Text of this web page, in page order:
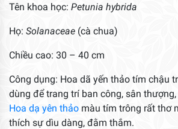
Tên khoa học: Petunia hybrida
Họ: Solanaceae (cà chua)
Chiều cao: 30 – 40 cm
Công dụng: Hoa dã yến thảo tím chậu
dùng để trang trí ban công, sân
Hoa dạ yên thảo màu tím trông rất thơ
thích sự dìu dàng, đằm thắm.